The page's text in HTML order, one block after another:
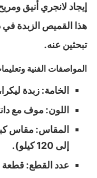
إيجاد لانجري أنيق
هذا القميص الزبدة في
تبحثين عنه.
المواصفات الفنية
الخامة: زبدة
اللون: موف مع
إلى 120 كيلو).
عدد القطع: